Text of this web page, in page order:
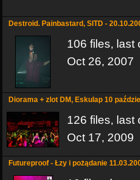
Destroid. Painbastard, SITD -
106 files, last
Oct 26, 2007
Diorama + zlot DM, Eskulap 10
126 files, last
Oct 17, 2009
Futureproof - Łzy i pożądanie